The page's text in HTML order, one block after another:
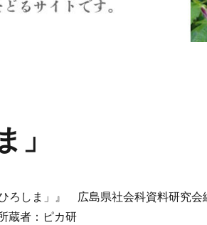
」
ろしま」』 広島県社会科資料研究会
者：ピカ研